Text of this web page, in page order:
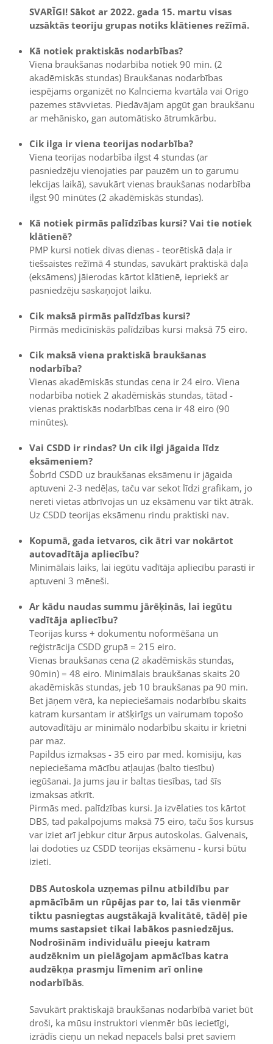
SVARĪGI! Sākot ar 2022. gada 15. martu visas
uzsāktās teoriju grupas notiks klātienes režīmā.
Kā notiek praktiskās nodarbības?
Viena braukšanas nodarbība notiek 90 min. (2
akadēmiskās stundas) Braukšanas nodarbības
iespējams organizēt no Kalnciema kvartāla vai Origo
pazemes stāvvietas. Piedāvājam apgūt gan braukšanu
ar mehānisko, gan automātisko ātrumkārbu.
Cik ilga ir viena teorijas nodarbība?
Viena teorijas nodarbība ilgst 4 stundas (ar
pasniedzēju vienojaties par pauzēm un to garumu
lekcijas laikā), savukārt vienas braukšanas nodarbība
ilgst 90 minūtes (2 akadēmiskās stundas).
Kā notiek pirmās palīdzības kursi? Vai tie notiek
klātienē?
PMP kursi notiek divas dienas - teorētiskā daļa ir
tiešsaistes režīmā 4 stundas, savukārt praktiskā daļa
(eksāmens) jāierodas kārtot klātienē, iepriekš ar
pasniedzēju saskaņojot laiku.
Cik maksā pirmās palīdzības kursi?
Pirmās medicīniskās palīdzības kursi maksā 75 eiro.
Cik maksā viena praktiskā braukšanas
nodarbība?
Vienas akadēmiskās stundas cena ir 24 eiro. Viena
nodarbība notiek 2 akadēmiskās stundas, tātad -
vienas praktiskās nodarbības cena ir 48 eiro (90
minūtes).
Vai CSDD ir rindas? Un cik ilgi jāgaida līdz
eksāmeniem?
Šobrīd CSDD uz braukšanas eksāmenu ir jāgaida
aptuveni 2-3 nedēļas, taču var sekot līdzi grafikam, jo
nereti vietas atbrīvojas un uz eksāmenu var tikt ātrāk.
Uz CSDD teorijas eksāmenu rindu praktiski nav.
Kopumā, gada ietvaros, cik ātri var nokārtot
autovadītāja apliecību?
Minimālais laiks, lai iegūtu vadītāja apliecību parasti ir
aptuveni 3 mēneši.
Ar kādu naudas summu jārēķinās, lai iegūtu
vadītāja apliecību?
Teorijas kurss + dokumentu noformēšana un
reģistrācija CSDD grupā = 215 eiro.
Vienas braukšanas cena (2 akadēmiskās stundas,
90min) = 48 eiro. Minimālais braukšanas skaits 20
akadēmiskās stundas, jeb 10 braukšanas pa 90 min.
Bet jāņem vērā, ka nepieciešamais nodarbību skaits
katram kursantam ir atšķirīgs un vairumam topošo
autovadītāju ar minimālo nodarbību skaitu ir krietni
par maz.
Papildus izmaksas - 35 eiro par med. komisiju, kas
nepieciešama mācību atļaujas (balto tiesību)
iegūšanai. Ja jums jau ir baltas tiesības, tad šīs
izmaksas atkrīt.
Pirmās med. palīdzības kursi. Ja izvēlaties tos kārtot
DBS, tad pakalpojums maksā 75 eiro, taču šos kursus
var iziet arī jebkur citur ārpus autoskolas. Galvenais,
lai dodoties uz CSDD teorijas eksāmenu - kursi būtu
izieti.
DBS Autoskola uzņemas pilnu atbildību par
apmācībām un rūpējas par to, lai tās vienmēr
tiktu pasniegtas augstākajā kvalitātē, tādēļ pie
mums sastapsiet tikai labākos pasniedzējus.
Nodrošinām individuālu pieeju katram
audzēknim un pielāgojam apmācības katra
audzēkņa prasmju līmenim arī online
nodarbībās.
Savukārt praktiskajā braukšanas nodarbībā variet būt
droši, ka mūsu instruktori vienmēr būs iecietīgi,
izrādīs cieņu un nekad nepacels balsi pret saviem